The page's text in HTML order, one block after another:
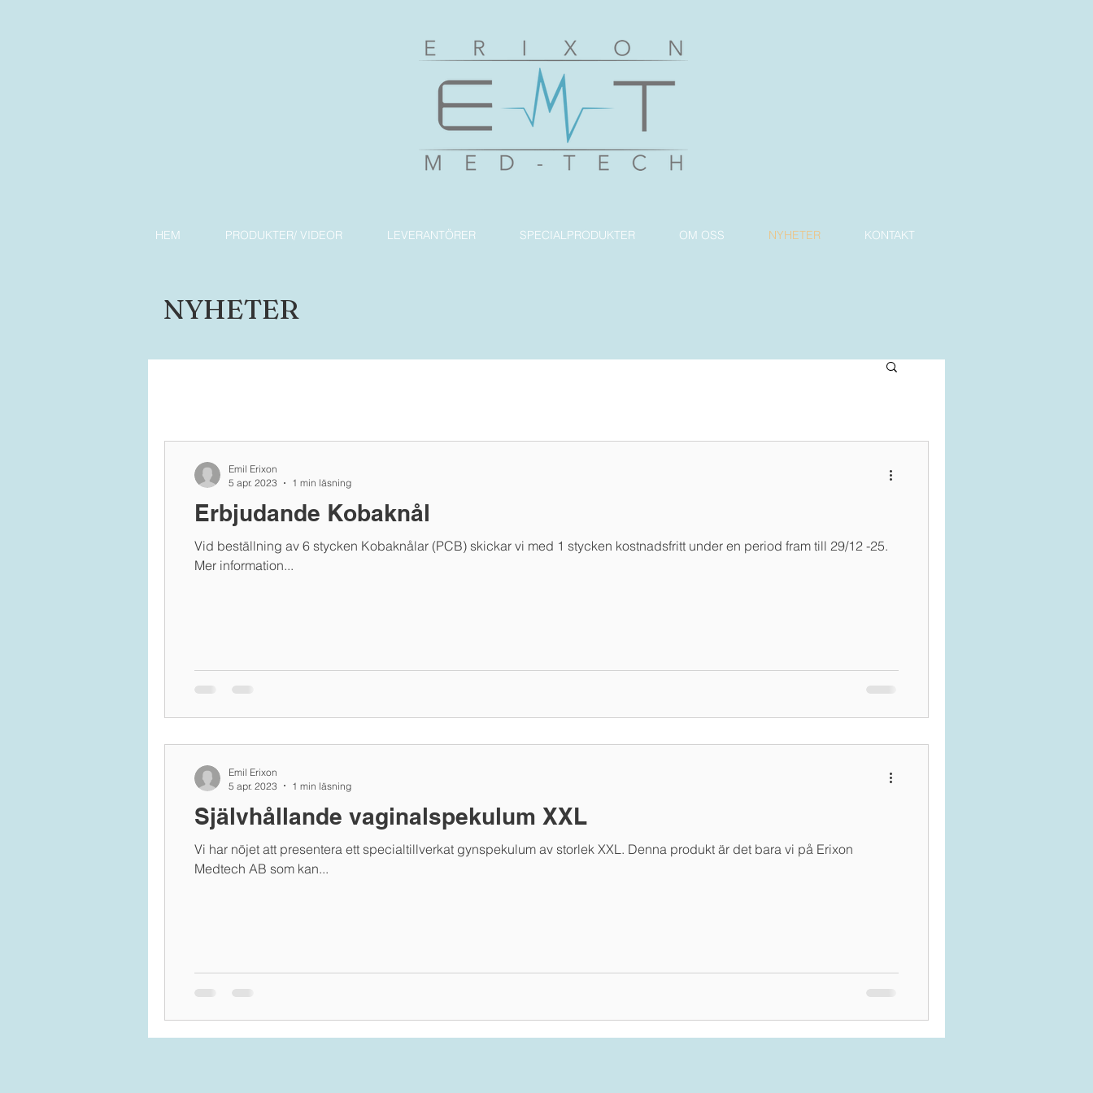
HEM PRODUKTER/ VIDEOR LEVERANTÖRER SPECIALPRODUKTER OM OSS NYHETER KONTAKT
NYHETER
Erbjudande Kobaknål
Vid beställning av 6 stycken Kobaknålar (PCB) skickar vi med 1 stycken kostnadsfritt under en period fram till 29/12 -25.
Mer information...
Emil Erixon
5 apr. 2023
1 min läsning
Självhållande vaginalspekulum XXL
Vi har nöjet att presentera ett specialtillverkat gynspekulum av storlek XXL. Denna produkt är det bara vi på Erixon
Medtech AB som kan...
Emil Erixon
5 apr. 2023
1 min läsning